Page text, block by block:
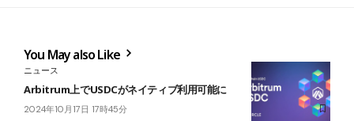
You May also Like
ニュース
Arbitrum上でUSDCがネイティブ利用可能に
2024年10月17日 17時45分